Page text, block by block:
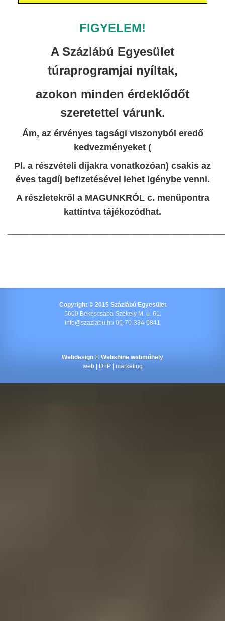
FIGYELEM!
A Százlábú Egyesület
túraprogramjai nyíltak,
azokon minden érdeklődőt
szeretettel várunk.
Ám, az érvényes tagsági viszonyból eredő
kedvezményeket (
Pl. a részvételi díjakra vonatkozóan) csakis az
éves tagdíj befizetésével lehet igénybe venni.
A részletekről a MAGUNKRÓL c. menüpontra
kattintva tájékozódhat.
Copyright © 2015 Százlábú Egyesület
5600 Békéscsaba Székely M. u. 61.
info@szazlabu.hu 06-70-334-0841
Webdesign © Webshine webműhely
web | DTP | marketing